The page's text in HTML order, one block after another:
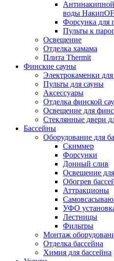
воды
Форсунка для
Пульты к
Освещение
Отделка хамама
Плита Thermit
Финские сауны
Электрокаменки
Пульты для сауны
Аксессуары
Отделка финской
Освещение для
Стеклянные двери
Бассейны
Оборудование для
Скиммер
Форсунки
Донный слив
Освещение
Обогрев
Аттракционы
УФО
Лестницы
Фильтры
Монтаж
Отделка бассейна
Химия для бассейна